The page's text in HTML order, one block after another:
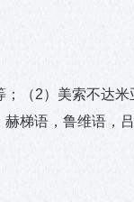
（2）美索不达
梯语，鲁维语，